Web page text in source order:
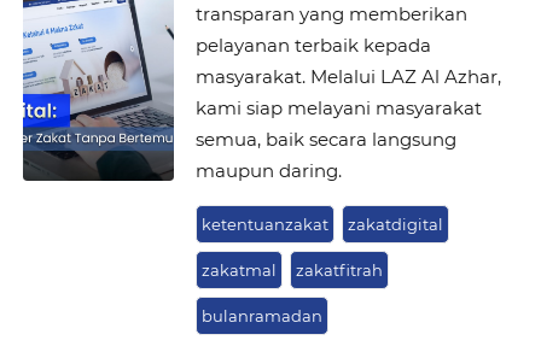
transparan yang memberikan
pelayanan terbaik kepada
masyarakat. Melalui LAZ Al Azhar,
kami siap melayani masyarakat
semua, baik secara langsung
maupun daring.
ketentuanzakat zakatdigital
zakatmal zakatfitrah
bulanramadan